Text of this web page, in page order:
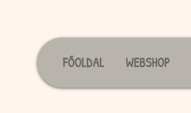
FŐOLDAL WEBSHOP